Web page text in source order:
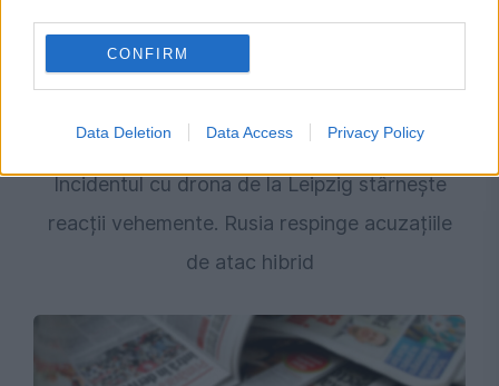
CONFIRM
Data Deletion Data Access Privacy Policy
INTERNATIONAL
Incidentul cu drona de la Leipzig stârnește
reacții vehemente. Rusia respinge acuzațiile
de atac hibrid